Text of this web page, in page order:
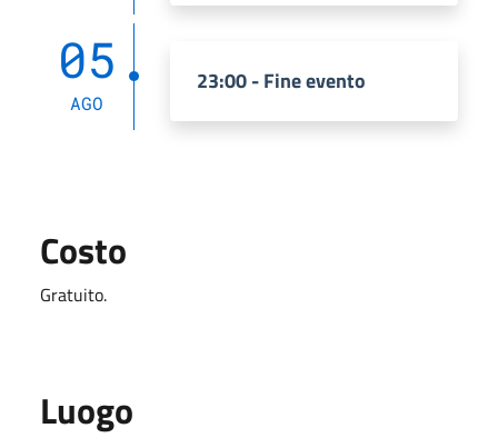
05
AGO
23:00 - Fine evento
Costo
Gratuito.
Luogo